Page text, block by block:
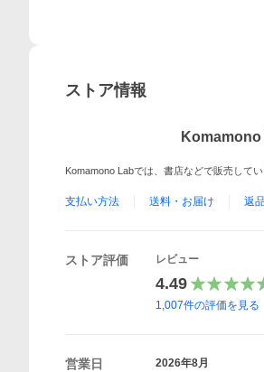
ストア情報
Komamono
Komamono Labでは、書店などで販売して
支払い方法 送料・お届け 返
ストア評価 レビュー
4.49
1,007件の評価を見る
営業日 2026年8月